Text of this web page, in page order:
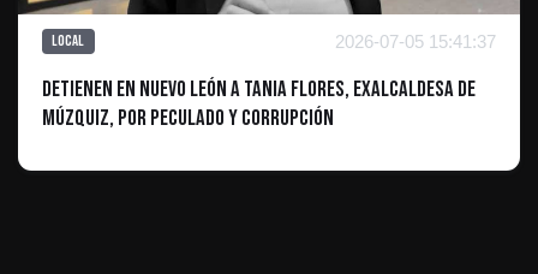
Local 2026-07-05 15:41:37
Detienen en Nuevo León a Tania Flores, exalcaldesa de
Múzquiz, por peculado y corrupción